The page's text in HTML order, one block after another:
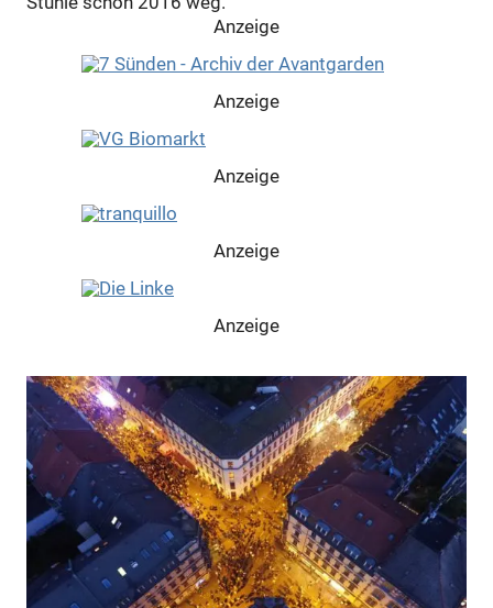
Anzeige
Anzeige
Anzeige
Anzeige
Anzeige
Anzeige